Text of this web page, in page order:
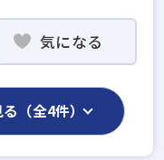
気になる
（全4件）